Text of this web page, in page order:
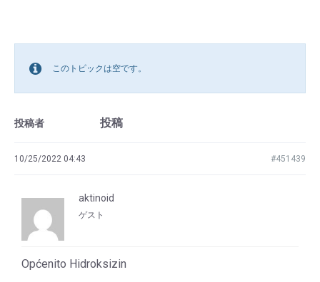
このトピックは空です。
投稿者 投稿
10/25/2022 04:43 #451439
aktinoid
ゲスト
Općenito Hidroksizin